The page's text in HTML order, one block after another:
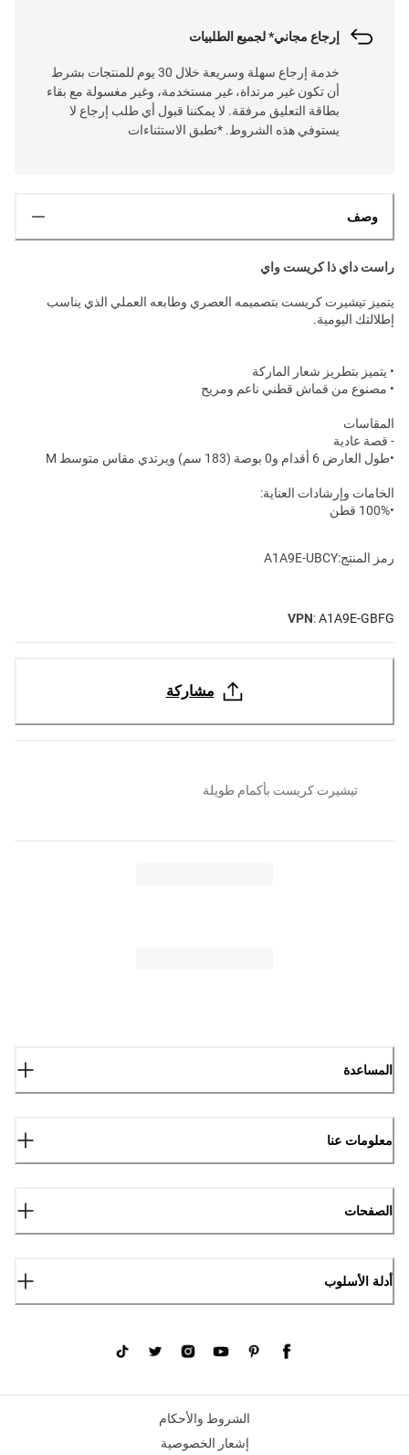
إرجاع مجاني* لجميع الطلبيات
خدمة إرجاع سهلة وسريعة خلال 30 يوم للمنتجات بشرط
أن تكون غير مرتداة، غير مستخدمة، وغير مغسولة مع بقاء
بطاقة التعليق مرفقة. لا يمكننا قبول أي طلب إرجاع لا
يستوفي هذه الشروط. *تطبق الاستثناءات
وصف
راست داي ذا كريست واي
يتميز تيشيرت كريست بتصميمه العصري وطابعه العملي الذي يناسب
إطلالتك اليومية.
• يتميز بتطريز شعار الماركة
• مصنوع من قماش قطني ناعم ومريح
المقاسات
- قصة عادية
•طول العارض 6 أقدام و0 بوصة (183 سم) ويرتدي مقاس متوسط M
الخامات وإرشادات العناية:
•100% قطن
رمز المنتج:A1A9E-UBCY
VPN:A1A9E-GBFG
مشاركة
تيشيرت كريست بأكمام طويلة
المساعدة
معلومات عنا
الصفحات
أدلة الأسلوب
الشروط والأحكام
إشعار الخصوصية